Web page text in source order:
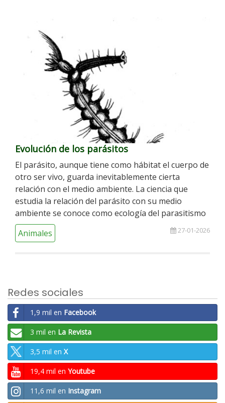
Evolución de los parásitos
El parásito, aunque tiene como hábitat el cuerpo de
otro ser vivo, guarda inevitablemente cierta
relación con el medio ambiente. La ciencia que
estudia la relación del parásito con su medio
ambiente se conoce como ecología del parasitismo
27-01-2026
Animales
Redes sociales
1,9 mil en Facebook
3 mil en La Revista
3,5 mil en X
19,4 mil en Youtube
11,6 mil en Instagram